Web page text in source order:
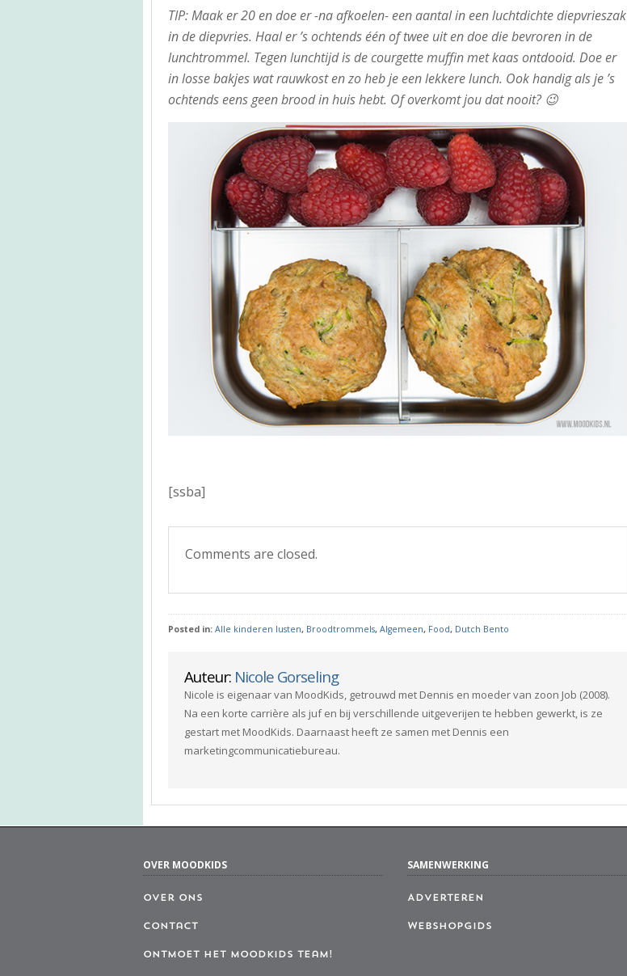
TIP: Maak er 20 en doe er -na afkoelen- een aantal in een luchtdichte diepvrieszak
in de diepvries. Haal er ’s ochtends één of twee uit en doe die bevroren in de
lunchtrommel. Tegen lunchtijd is de courgette muffin met kaas ontdooid. Doe er
in losse bakjes wat rauwkost en zo heb je een lekkere lunch. Ook handig als je ’s
ochtends eens geen brood in huis hebt. Of overkomt jou dat nooit? 😉
[ssba]
Comments are closed.
Posted in: Alle kinderen lusten, Broodtrommels, Algemeen, Food, Dutch Bento
Auteur: Nicole Gorseling
Nicole is eigenaar van MoodKids, getrouwd met Dennis en moeder van zoon Job (2008).
Na een korte carrière als juf en bij verschillende uitgeverijen te hebben gewerkt, is ze
gestart met MoodKids. Daarnaast heeft ze samen met Dennis een
marketingcommunicatiebureau.
OVER MOODKIDS
Over ons
Contact
Ontmoet het MoodKids Team!
SAMENWERKING
Adverteren
Webshopgids